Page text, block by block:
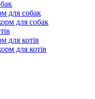
для собак
для собак
для котів
для котів